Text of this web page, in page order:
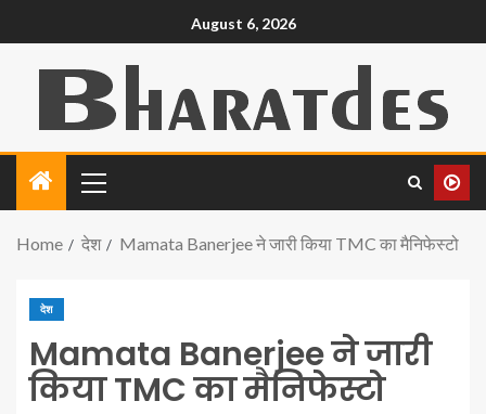
August 6, 2026
Home देश Mamata Banerjee ने जारी किया TMC का मैनिफेस्टो
देश
Mamata Banerjee ने जारी
किया TMC का मैनिफेस्टो